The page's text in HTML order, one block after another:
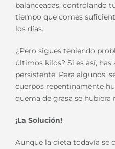
balanceadas, controlando
tiempo que comes
los días.
¿Pero sigues teniendo
últimos kilos? Si es así,
persistente. Para algunos,
cuerpos repentinamente
quema de grasa se hubiera
¡La Solución!
Aunque la dieta todavía se